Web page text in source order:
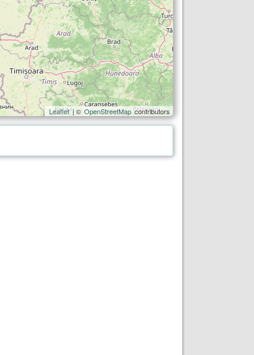
Leaflet| © OpenStreetMapcontributors